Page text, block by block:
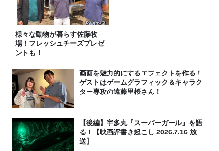
様々な動物が暮らす佐藤牧
場！フレッシュチーズプレゼ
ントも！
画面を魅力的にするエフェクトを作る！
ゲストはゲームグラフィック＆キャラク
ター専攻の遠藤里桜さん！
【後編】宇多丸『スーパーガール』を語
る！【映画評書き起こし 2026.7.16 放
送】